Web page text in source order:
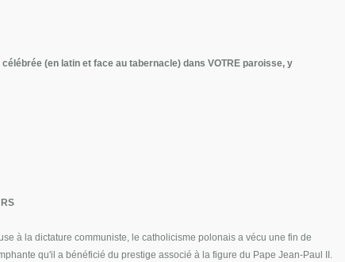
(en latin et face au tabernacle) dans VOTRE paroisse, y
à la dictature communiste, le catholicisme polonais a vécu une fin de
qu'il a bénéficié du prestige associé à la figure du Pape Jean-Paul II.